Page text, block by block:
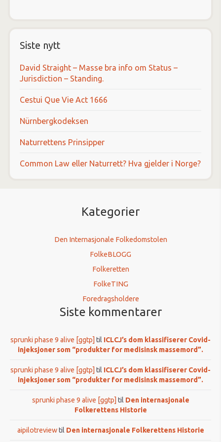
Siste nytt
David Straight – Masse bra info om Status –
Jurisdiction – Standing.
Cestui Que Vie Act 1666
Nürnbergkodeksen
Naturrettens Prinsipper
Common Law eller Naturrett? Hva gjelder i Norge?
Kategorier
Den Internasjonale Folkedomstolen
FolkeBLOGG
Folkeretten
FolkeTING
Foredragsholdere
Siste kommentarer
sprunki phase 9 alive [ggtp] til ICLCJ’s dom klassifiserer Covid-
injeksjoner som “produkter for medisinsk massemord”.
sprunki phase 9 alive [ggtp] til ICLCJ’s dom klassifiserer Covid-
injeksjoner som “produkter for medisinsk massemord”.
sprunki phase 9 alive [ggtp] til Den internasjonale
Folkerettens Historie
aipilotreviewtil Den internasjonale Folkerettens Historie